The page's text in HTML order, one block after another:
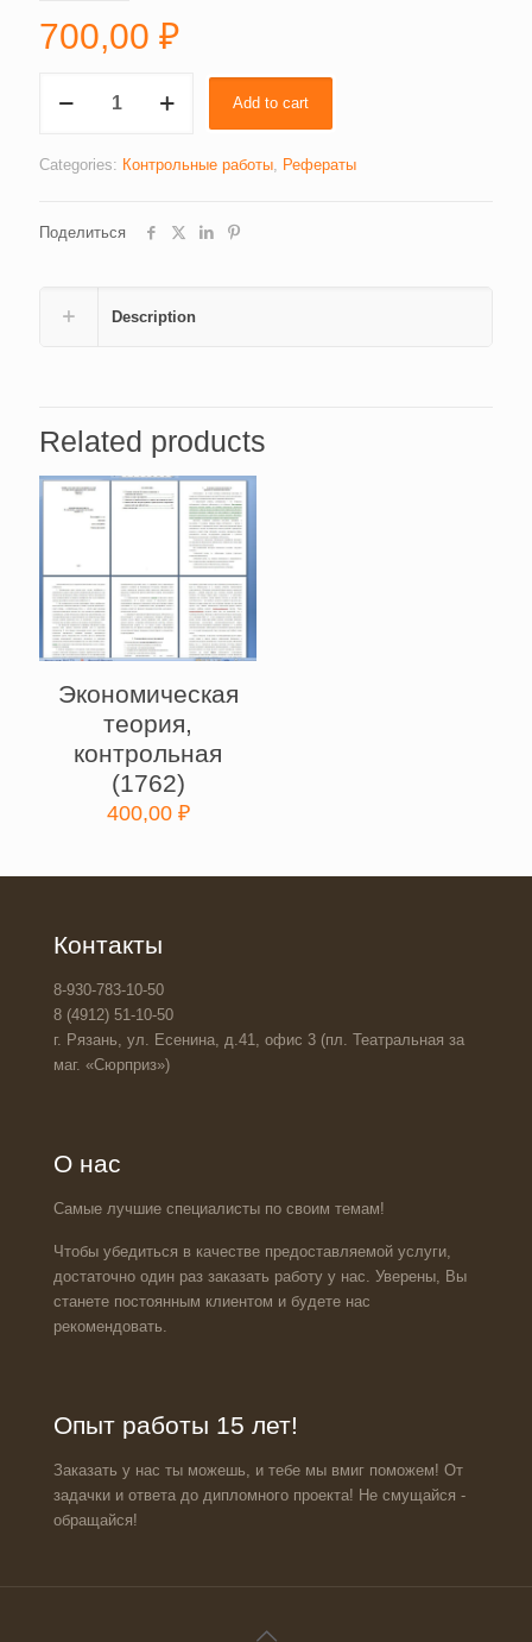
700,00 ₽
и
экзистенциализм,
постпозитивизм
Add to cart
Categories: Контрольные работы, Рефераты
Поделиться
Description
Related products
Экономическая
теория,
контрольная
(1762)
400,00 ₽
Контакты
8-930-783-10-50
8 (4912) 51-10-50
г. Рязань, ул. Есенина, д.41, офис 3 (пл. Театральная за
маг. «Сюрприз»)
О нас
Самые лучшие специалисты по своим темам!
Чтобы убедиться в качестве предоставляемой услуги,
достаточно один раз заказать работу у нас. Уверены, Вы
станете постоянным клиентом и будете нас
рекомендовать.
Опыт работы 15 лет!
Заказать у нас ты можешь, и тебе мы вмиг поможем! От
задачки и ответа до дипломного проекта! Не смущайся -
обращайся!